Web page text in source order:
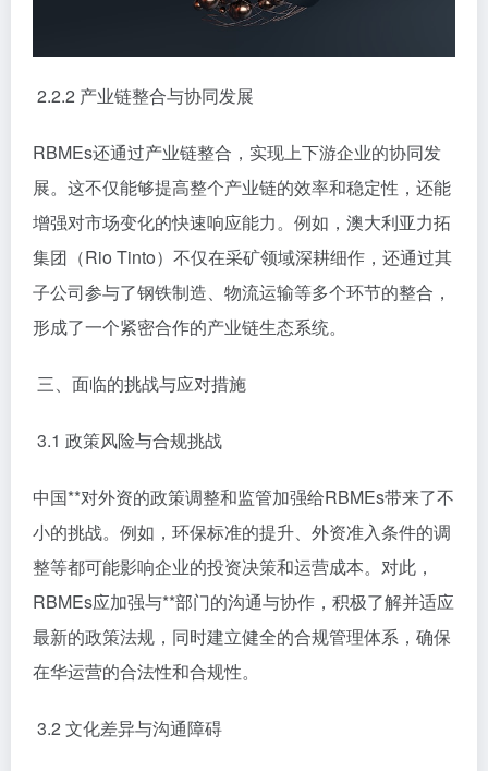
2.2.2 产业链整合与协同发展
RBMEs还通过产业链整合，实现上下游企业的协同发
展。这不仅能够提高整个产业链的效率和稳定性，还能
增强对市场变化的快速响应能力。例如，澳大利亚力拓
集团（Rio Tinto）不仅在采矿领域深耕细作，还通过其
子公司参与了钢铁制造、物流运输等多个环节的整合，
形成了一个紧密合作的产业链生态系统。
三、面临的挑战与应对措施
3.1 政策风险与合规挑战
中国**对外资的政策调整和监管加强给RBMEs带来了不
小的挑战。例如，环保标准的提升、外资准入条件的调
整等都可能影响企业的投资决策和运营成本。对此，
RBMEs应加强与**部门的沟通与协作，积极了解并适应
最新的政策法规，同时建立健全的合规管理体系，确保
在华运营的合法性和合规性。
3.2 文化差异与沟通障碍